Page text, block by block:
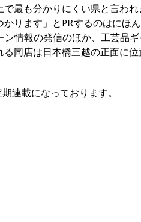
最も分かりにくい県と言わ
かります」とPRするのはにほ
ン情報の発信のほか、工芸品
る同店は日本橋三越の正面に
連載になっております。